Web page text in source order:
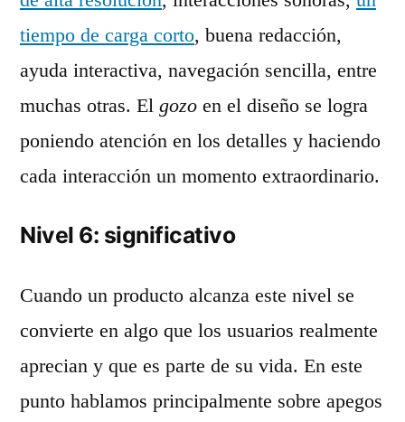
tiempo de carga corto, buena redacción,
ayuda interactiva, navegación sencilla, entre
muchas otras. El gozo en el diseño se logra
poniendo atención en los detalles y haciendo
cada interacción un momento extraordinario.
Nivel 6: significativo
Cuando un producto alcanza este nivel se
convierte en algo que los usuarios realmente
aprecian y que es parte de su vida. En este
punto hablamos principalmente sobre apegos